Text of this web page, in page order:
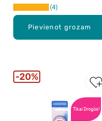
Pievienot grozam
4
Tikai Drogās!
20%